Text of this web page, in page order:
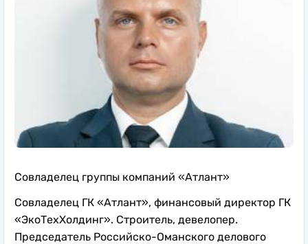
Совладелец группы компаний «Атлант»
Совладелец ГК «Атлант», финансовый директор ГК
«ЭкоТехХолдинг». Строитель, девелопер.
Председатель Российско-Оманского делового